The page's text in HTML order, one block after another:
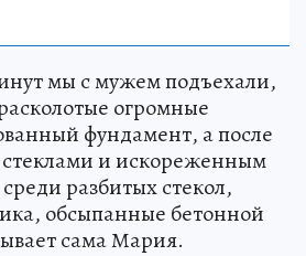
мы с мужем подъехали,
огромные
фундамент, а после
стеклами и искореженным
разбитых стекол,
обсыпанные бетонной
сама Мария.